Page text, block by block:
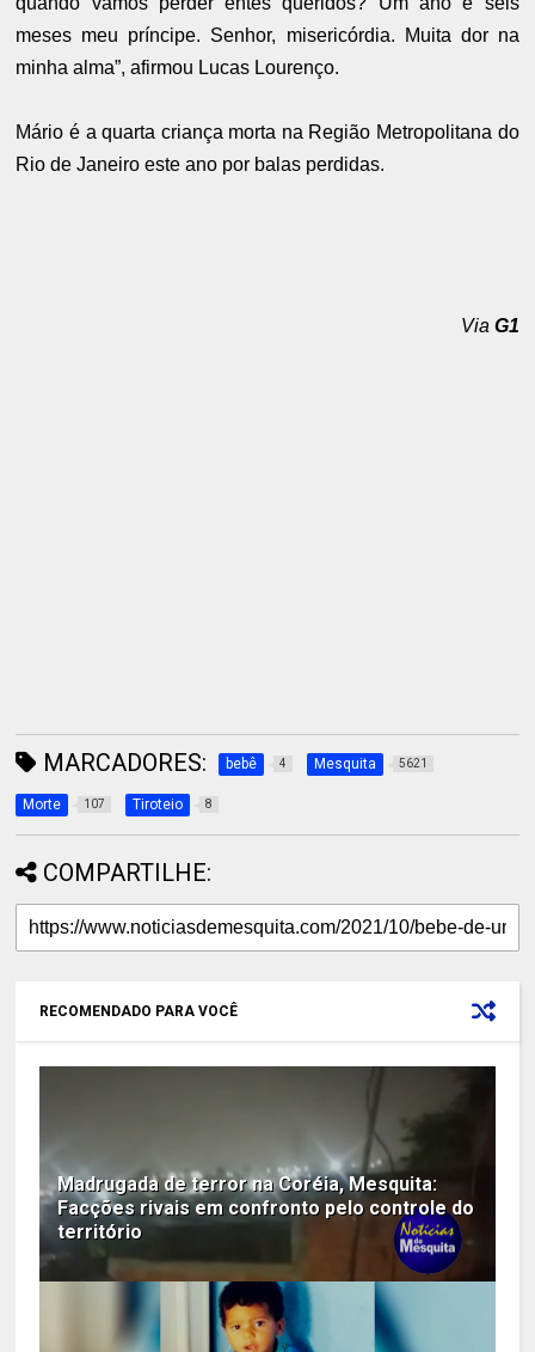
meses meu príncipe. Senhor, misericórdia. Muita dor na
minha alma”, afirmou Lucas Lourenço.
Mário é a quarta criança morta na Região Metropolitana do
Rio de Janeiro este ano por balas perdidas.
Via G1
MARCADORES: bebê 4 Mesquita 5621
Morte 107 Tiroteio 8
COMPARTILHE:
RECOMENDADO PARA VOCÊ
Madrugada de terror na Coréia, Mesquita:
Facções rivais em confronto pelo controle do
território